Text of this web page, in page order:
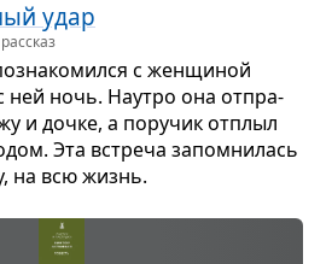
удар
с жен­щи­ной
ней ночь. Наутро она отпра­
и дочке, а пору­чик отплыл
Эта встреча запо­мни­лась
на всю жизнь.